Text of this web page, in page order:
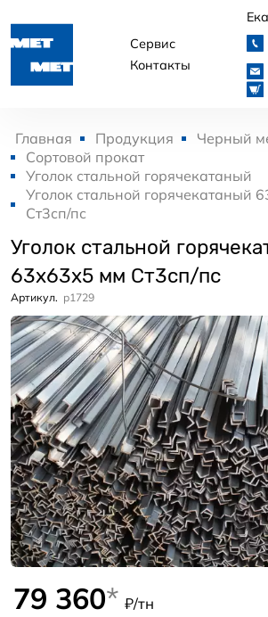
Сервис
Контакты
Главная Продукция
Черный
Сортовой прокат
Уголок стальной горячекатаный
Уголок стальной горячекатаный
Ст3сп/пс
Уголок стальной
63x63x5 мм Ст3сп/пс
Артикул. p1729
79 360* ₽/тн